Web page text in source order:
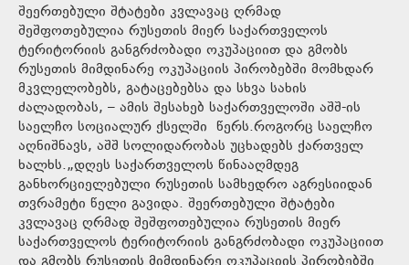
შეერთებული შტატები კვლავაც ღრმად
შეშფოთებულია რუსეთის მიერ საქართველოს
ტერიტორიის განგრძობადი ოკუპაციით და გმობს
რუსეთის მიმდინარე ოკუპაციის პირობებში მომხდარ
მკვლელობებს, გატაცებებსა და სხვა სახის
ძალადობას, – ამის შესახებ საქართველოში აშშ-ის
საელჩო სოციალურ ქსელში წერს.როგორც საელჩო
აღნიშნავს, აშშ სოლიდარობას უცხადებს ქართველ
ხალხს.„დღეს საქართველოს წინააღმდეგ
განხორციელებული რუსეთის სამხედრო აგრესიიდან
თვრამეტი წელი გავიდა. შეერთებული შტატები
კვლავაც ღრმად შეშფოთებულია რუსეთის მიერ
საქართველოს ტერიტორიის განგრძობადი ოკუპაციით